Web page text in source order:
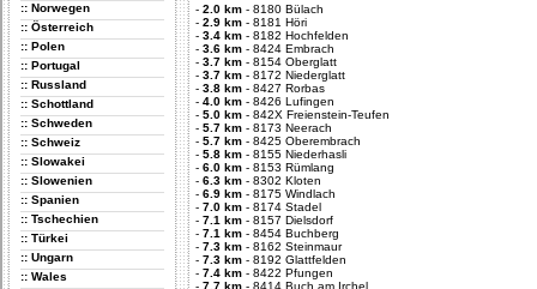
:: Norwegen
:: Österreich
:: Polen
:: Portugal
:: Russland
:: Schottland
:: Schweden
:: Schweiz
:: Slowakei
:: Slowenien
:: Spanien
:: Tschechien
:: Türkei
:: Ungarn
:: Wales
- 2.0 km - 8180 Bülach
- 2.9 km - 8181 Höri
- 3.4 km - 8182 Hochfelden
- 3.6 km - 8424 Embrach
- 3.7 km - 8154 Oberglatt
- 3.7 km - 8172 Niederglatt
- 3.8 km - 8427 Rorbas
- 4.0 km - 8426 Lufingen
- 5.0 km - 842X Freienstein-Teufen
- 5.7 km - 8173 Neerach
- 5.7 km - 8425 Oberembrach
- 5.8 km - 8155 Niederhasli
- 6.0 km - 8153 Rümlang
- 6.3 km - 8302 Kloten
- 6.9 km - 8175 Windlach
- 7.0 km - 8174 Stadel
- 7.1 km - 8157 Dielsdorf
- 7.1 km - 8454 Buchberg
- 7.3 km - 8162 Steinmaur
- 7.3 km - 8192 Glattfelden
- 7.4 km - 8422 Pfungen
- 7.7 km - 8414 Buch am Irchel